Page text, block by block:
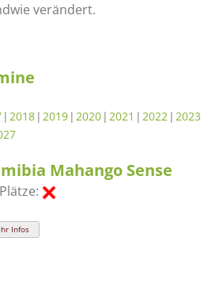
verändert.
2018 2019 2020 2021 2022 2023
Mahango Sense
Infos